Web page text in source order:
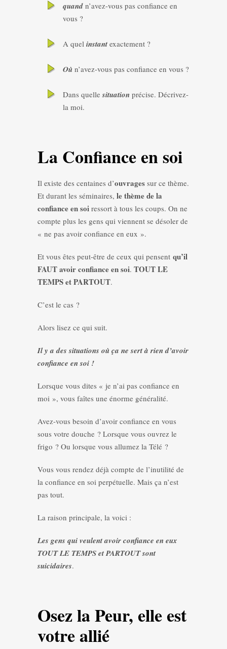
quand n’avez-vous pas confiance en
vous ?
A quel instant exactement ?
Où n’avez-vous pas confiance en vous ?
Dans quellesituation précise. Décrivez-
la moi.
La Confiance en soi
Il existe des centaines d’ouvrages sur ce thème.
Et durant les séminaires, le thème de la
confiance en soi ressort à tous les coups. On ne
compte plus les gens qui viennent se désoler de
« ne pas avoir confiance en eux ».
Et vous êtes peut-être de ceux qui pensent qu’il
FAUT avoir confiance en soi. TOUT LE
TEMPS et PARTOUT.
C’est le cas ?
Alors lisez ce qui suit.
Il y a des situations où ça ne sert à rien d’avoir
confiance en soi !
Lorsque vous dites « je n’ai pas confiance en
moi », vous faîtes une énorme généralité.
Avez-vous besoin d’avoir confiance en vous
sous votre douche ? Lorsque vous ouvrez le
frigo ? Ou lorsque vous allumez la Télé ?
Vous vous rendez déjà compte de l’inutilité de
la confiance en soi perpétuelle. Mais ça n’est
pas tout.
La raison principale, la voici :
Les gens qui veulent avoir confiance en eux
TOUT LE TEMPS et PARTOUT sont
suicidaires.
Osez la Peur, elle est
votre allié